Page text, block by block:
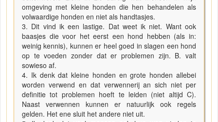
omgeving met kleine honden die hen behandelen als
volwaardige honden en niet als handtasjes.
3. Dit vind ik een lastige. Dat weet ik niet. Want ook
baasjes die voor het eerst een hond hebben (als in:
weinig kennis), kunnen er heel goed in slagen een hond
op te voeden zonder dat er problemen zijn. B. valt
sowieso af.
4. Ik denk dat kleine honden en grote honden allebei
worden verwend en dat verwennerij an sich niet per
definitie tot problemen hoeft te leiden (niet altijd C).
Naast verwennen kunnen er natuurlijk ook regels
gelden. Het ene sluit het andere niet uit.